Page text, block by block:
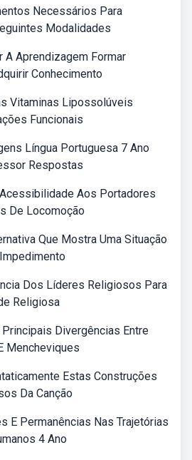
Necessários Para
Modalidades
A Aprendizagem Formar
Conhecimento
Vitaminas Lipossolúveis
Funcionais
Língua Portuguesa 7 Ano
Respostas
Aos Portadores
De Locomoção
Que Mostra Uma Situação
Dos Líderes Religiosos Para
Religiosa
Principais Divergências Entre
Mencheviques
Estas Construções
Da Canção
E Permanências Nas Trajetórias
4 Ano